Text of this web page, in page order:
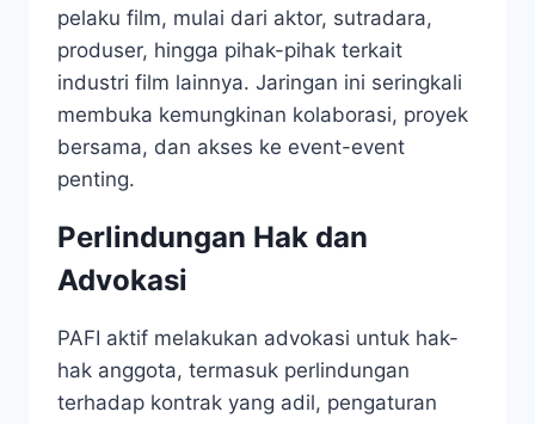
pelaku film, mulai dari aktor, sutradara,
produser, hingga pihak-pihak terkait
industri film lainnya. Jaringan ini seringkali
membuka kemungkinan kolaborasi, proyek
bersama, dan akses ke event-event
penting.
Perlindungan Hak dan
Advokasi
PAFI aktif melakukan advokasi untuk hak-
hak anggota, termasuk perlindungan
terhadap kontrak yang adil, pengaturan